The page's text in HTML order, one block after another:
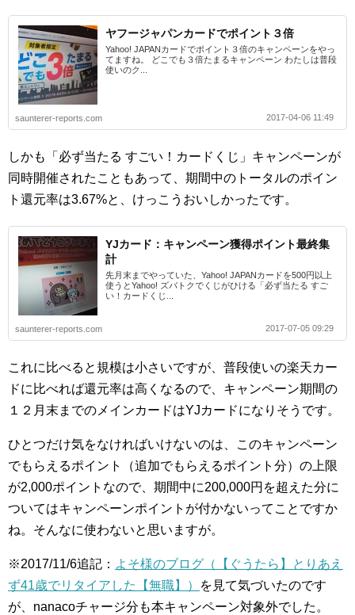
ヤフージャパンカードでポイント３倍
Yahoo! JAPANカードでポイント３倍のキャンペーンをやっ
てますね。 どこでも３倍たまるキャンペーン わたしは普段
使いのク...
saunterer-reports.com 2017-04-06 11:49
しかも「必ず当たる すごい！カードくじ」キャンペーンが
同時開催されたこともあって、期間中のトータルのポイン
ト還元率は3.67%と、けっこうおいしかったです。
YJカード：キャンペーン獲得ポイント最終集
計
先月末までやっていた、Yahoo! JAPANカードを500円以上
使うとYahoo! ズバトクでくじがひける「必ず当たる すご
い！カードくじ...
saunterer-reports.com 2017-07-05 09:29
これに比べると規模は小さいですが、普段使いの楽天カー
ドに比べれば還元率は高くなるので、キャンペーン期間の
１２月末までのメインカードはYJカードになりそうです。
ひとつだけ気をなければいけないのは、このキャンペーン
でもらえるポイント（追加でもらえるポイント分）の上限
が2,000ポイントなので、期間中に200,000円を超えた分に
ついてはキャンペーンポイントが付かないってことですか
ね。そんなに使わないと思いますが。
※2017/11/6追記： よそ様のブログ（【ぐうたら】とりあえ
ず41歳でリタイアした【無職】）
を見て気づいたのです
が、nanacoチャージ分も本キャンペーン対象外でした。